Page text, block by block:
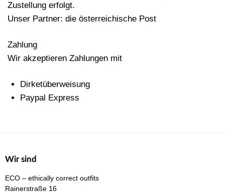
Zustellung erfolgt.
Unser Partner: die österreichische Post
Zahlung
Wir akzeptieren Zahlungen mit
Dirketüberweisung
Paypal Express
Wir sind
ECO – ethically correct outfits
Rainerstraße 16